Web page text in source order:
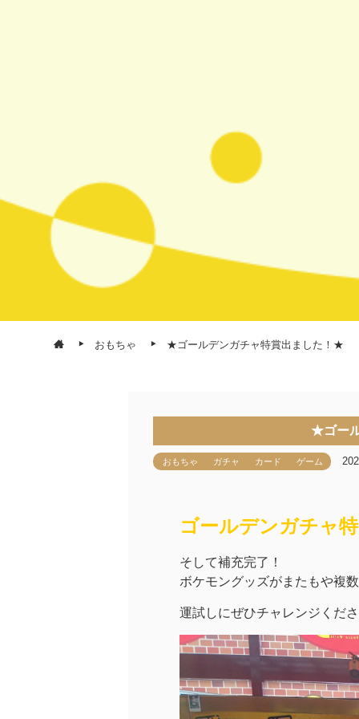
おもちゃ ★ゴールデンガチャ特賞出ました！★
★ゴー
おもちゃ ガチャ カード ゲーム
ゴールデンガチャ
そして補充完了！
ボケモングッズがまたもや複
運試しにぜひチャレンジくだ